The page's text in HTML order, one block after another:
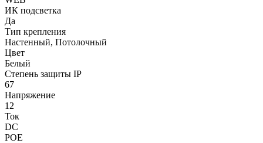
ИК подсветка
Да
Тип крепления
Настенный, Потолочный
Цвет
Белый
Степень защиты IP
67
Напряжение
12
Ток
DC
POE